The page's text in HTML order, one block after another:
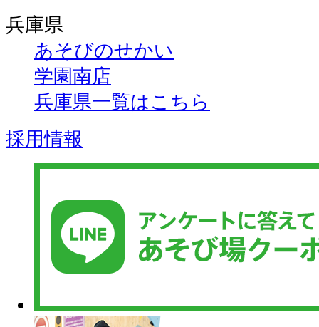
兵庫県
あそびのせかい
学園南店
兵庫県一覧はこちら
採用情報